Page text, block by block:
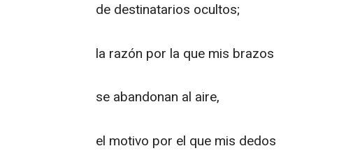
de destinatarios ocultos;
la razón por la que mis brazos
se abandonan al aire,
el motivo por el que mis dedos